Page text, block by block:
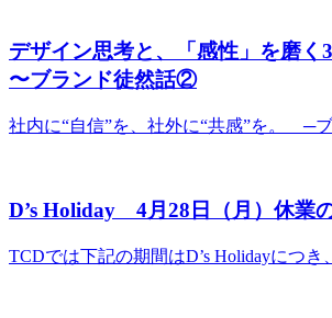
デザイン思考と、「感性」を磨く
〜ブランド徒然話②
社内に“自信”を、社外に“共感”を。 ─
D’s Holiday 4月28日（月）休業
TCDでは下記の期間はD’s Holidayにつ